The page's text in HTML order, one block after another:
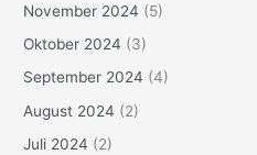
November 2024 (5)
Oktober 2024 (3)
September 2024 (4)
August 2024 (2)
Juli 2024 (2)